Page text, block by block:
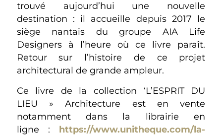
trouvé aujourd’hui une nouvelle
destination : il accueille depuis 2017 le
siège nantais du groupe AIA Life
Designers à l’heure où ce livre paraît.
Retour sur l’histoire de ce projet
architectural de grande ampleur.
Ce livre de la collection ‘L’ESPRIT DU
LIEU » Architecture est en vente
notamment dans la librairie en
ligne : https://www.unitheque.com/la-